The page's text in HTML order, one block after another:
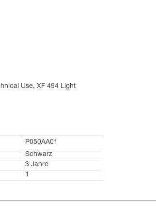
Use, XF 494 Light
P050AA01
Schwarz
3 Jahre
1